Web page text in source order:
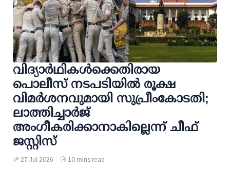
വിദ്യാർഥികൾക്കെതിരായ
പൊലീസ് നടപടിയിൽ രൂക്ഷ
വിമർശനവുമായി സുപ്രീംകോടതി;
ലാത്തിച്ചാർജ്
അംഗീകരിക്കാനാകില്ലെന്ന് ചീഫ്
ജസ്റ്റിസ്
27 Jul 2026 10 mins read